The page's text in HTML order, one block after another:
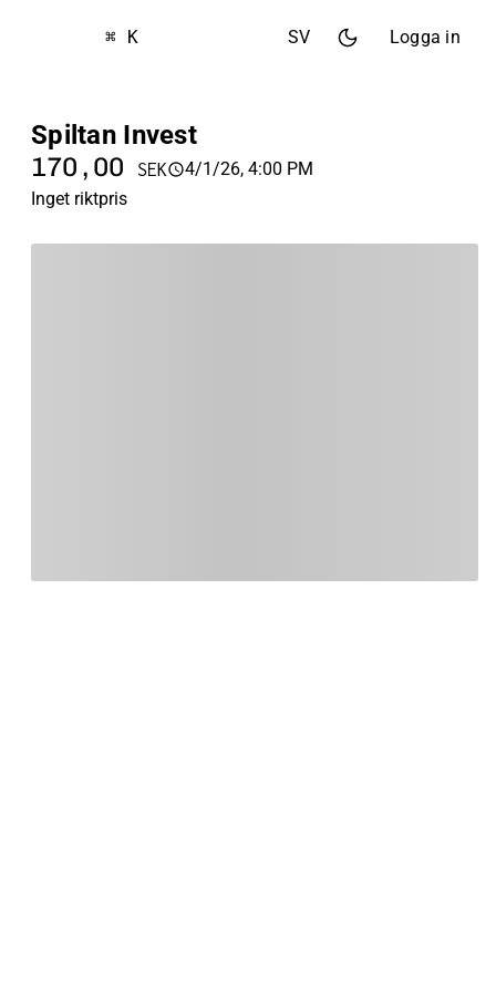
⌘ K SV Logga in
Spiltan Invest
170,00 SEK
4/1/26, 4:00 PM
Inget riktpris